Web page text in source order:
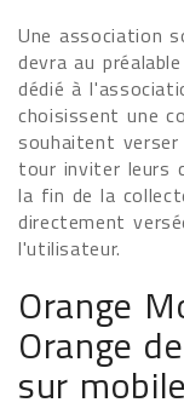
Une association
devra au
dédié à
choisissent une
souhaitent
tour inviter leurs
la fin de la
directement
l'utilisateur.
Orange
Orange
sur mobile